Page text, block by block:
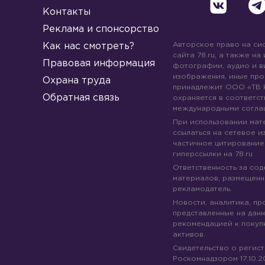
Контакты
Реклама и спонсорство
Как нас смотреть?
Правовая информация
Охрана труда
Обратная связь
Авторское право на
сайта 78.ru, а также на
фотографии, аудио и
изображения, иные
принадлежит ООО «ТВ
охраняется в
международными
При использовании
ссылаться на сетевое
частичное
гиперссылки на 78.ru
Ответственность за
материалов,
рекламодатель.
Новости, аналитика,
представленные на
рекомендацией к
активов.
Свидетельство о
Роскомнадзором